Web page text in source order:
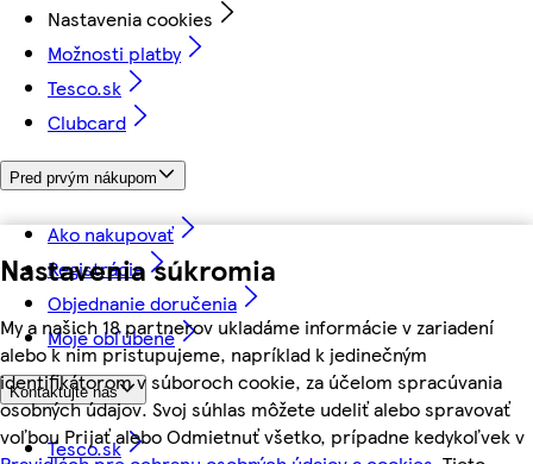
Nastavenia súkromia
My a našich 18 partnerov ukladáme informácie v zariadení
alebo k nim pristupujeme, napríklad k jedinečným
identifikátorom v súboroch cookie, za účelom spracúvania
osobných údajov. Svoj súhlas môžete udeliť alebo spravovať
voľbou Prijať alebo Odmietnuť všetko, prípadne kedykoľvek v
Nastavenia cookies
Možnosti platby
Tesco.sk
Clubcard
Pred prvým nákupom
Ako nakupovať
Registrácia
Objednanie doručenia
Moje obľúbené
Kontaktujte nás
Tesco.sk